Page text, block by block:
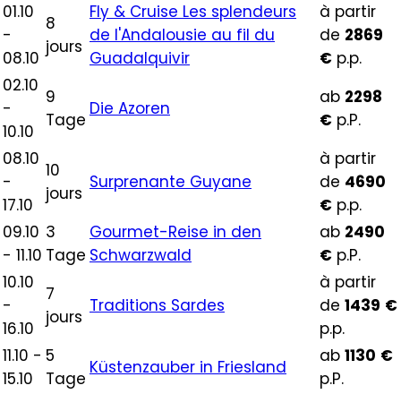
01.10
-
08.10
8
jours
Fly & Cruise Les splendeurs
de l'Andalousie au fil du
Guadalquivir
à partir
de 2869
€ p.p.
02.10
-
10.10
9
Tage
Die Azoren
ab 2298
€ p.P.
08.10
-
17.10
10
jours
Surprenante Guyane
à partir
de 4690
€ p.p.
09.10
- 11.10
3
Tage
Gourmet-Reise in den
Schwarzwald
ab 2490
€ p.P.
10.10
-
16.10
7
jours
Traditions Sardes
à partir
de 1439 €
p.p.
11.10 -
15.10
5
Tage
Küstenzauber in Friesland
ab 1130 €
p.P.